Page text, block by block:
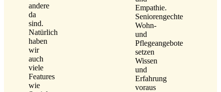
andere
da
sind.
Natürlich
haben
wir
auch
viele
Features
wie
Empathie.
Seniorengechte
Wohn-
und
Pflegeangebote
setzen
Wissen
und
Erfahrung
voraus